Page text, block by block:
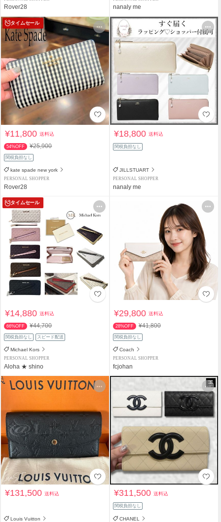
Rover28 nanaly me
タイムセール
¥11,800送料込
54%OFF ¥25,900
関税負担なし
kate spade new york
PERSONAL SHOPPER
Rover28
¥18,800送料込
関税負担なし
JILLSTUART
PERSONAL SHOPPER
nanaly me
タイムセール
¥14,880送料込
66%OFF ¥44,700
関税負担なし スピード配送
Michael Kors
PERSONAL SHOPPER
Aloha ★ shino
¥29,800送料込
28%OFF ¥41,800
関税負担なし
Coach
PERSONAL SHOPPER
fcjohan
¥131,500送料込
Louis Vuitton
¥311,500送料込
関税負担なし
CHANEL